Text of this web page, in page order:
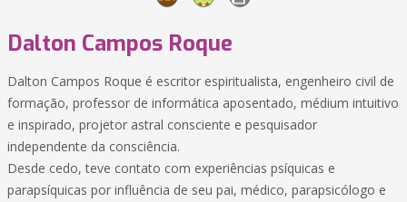
Dalton Campos Roque
Dalton Campos Roque é escritor espiritualista, engenheiro civil de
formação, professor de informática aposentado, médium intuitivo
e inspirado, projetor astral consciente e pesquisador
independente da consciência.
Desde cedo, teve contato com experiências psíquicas e
parapsíquicas por influência de seu pai, médico, parapsicólogo e